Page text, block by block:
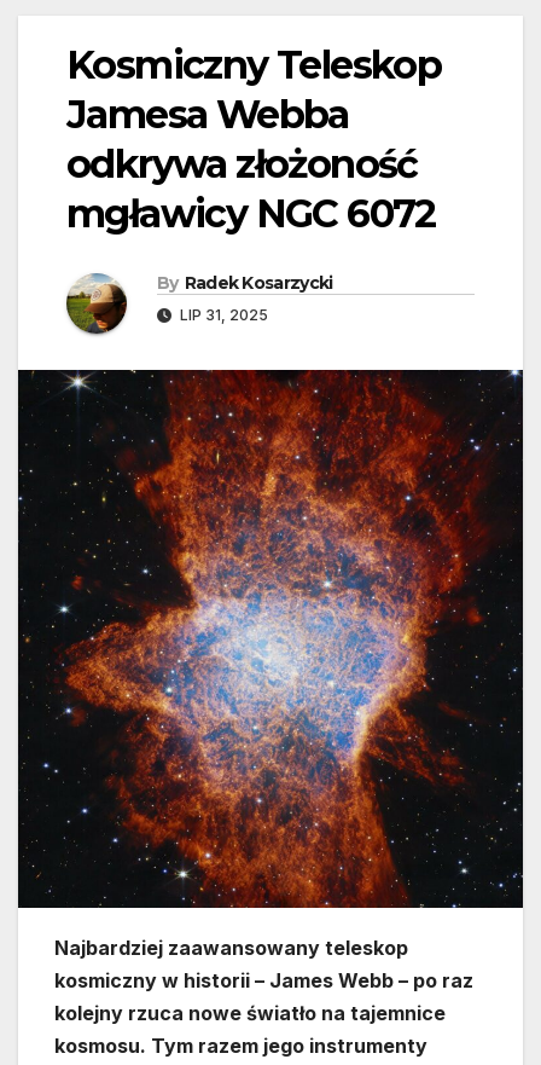
Kosmiczny Teleskop
Jamesa Webba
odkrywa złożoność
mgławicy NGC 6072
By Radek Kosarzycki
LIP 31, 2025
Najbardziej zaawansowany teleskop
kosmiczny w historii – James Webb – po raz
kolejny rzuca nowe światło na tajemnice
kosmosu. Tym razem jego instrumenty